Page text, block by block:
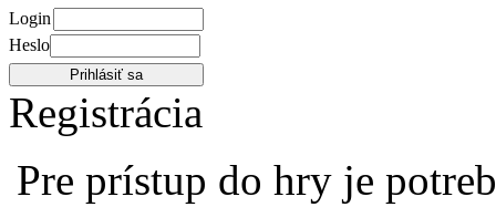
Login
Heslo
Registrácia
Pre prístup do hry je